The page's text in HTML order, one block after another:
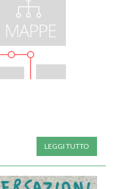
LEGGI TUTTO